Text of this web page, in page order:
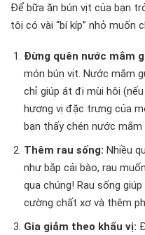
Để bữa ăn bún vịt của bạn
tôi có vài “bí kíp” nhỏ muốn
Đừng quên nước mắm
món bún vịt. Nước mắm
chỉ giúp át đi mùi hôi
hương vị đặc trưng của
bạn thấy chén nước mắm
Thêm rau sống: Nhiều
như bắp cải bào, rau
qua chúng! Rau sống
cường chất xơ và thêm
Gia giảm theo khẩu vị: